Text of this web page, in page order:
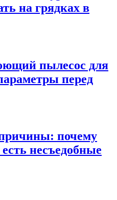
на грядках в
пылесос для
перед
почему
несъедобные